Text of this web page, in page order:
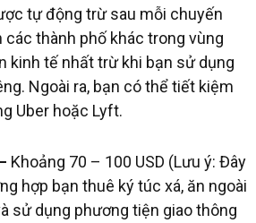
tự động trừ sau mỗi chuyến
thành phố khác trong vùng
kinh tế nhất trừ khi bạn sử dụng
Ngoài ra, bạn có thể tiết kiệm
Uber hoặc Lyft.
Khoảng 70 – 100 USD (Lưu ý: Đây
hợp bạn thuê ký túc xá, ăn ngoài
sử dụng phương tiện giao thông